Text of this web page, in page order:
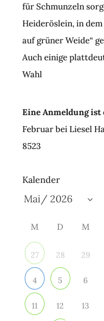
für Schmunzeln
Heideröslein, in dem
auf grüner Weide“
Auch einige
Wahl
Eine Anmeldung
Februar bei Liesel
8523
Kalender
M D M
27 28 29
4 5 6
11 12 13